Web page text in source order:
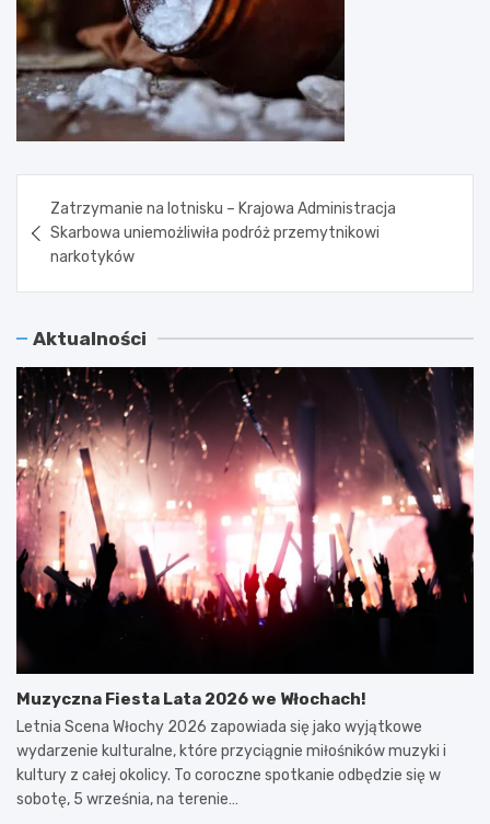
wpisu
Zatrzymanie na lotnisku – Krajowa Administracja
Skarbowa uniemożliwiła podróż przemytnikowi
narkotyków
Aktualności
Muzyczna Fiesta Lata 2026 we Włochach!
Letnia Scena Włochy 2026 zapowiada się jako wyjątkowe
wydarzenie kulturalne, które przyciągnie miłośników muzyki i
kultury z całej okolicy. To coroczne spotkanie odbędzie się w
sobotę, 5 września, na terenie…